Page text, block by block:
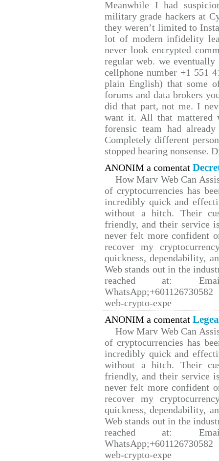
Meanwhile I had
military grade hackers at
they weren’t limited to
lot of modern infidelity
never look encrypted
regular web. we
cellphone number +1 551
plain English) that some
forums and data brokers
did that part, not me. I
want it. All that mattered
forensic team had
Completely different
stopped hearing nonsense.
ANONIM a comentat
How Marv Web Can
of cryptocurrencies has
incredibly quick and
without a hitch. Their
friendly, and their service
never felt more confident
recover my
quickness, dependability,
Web stands out in the
reached at: Email
web-crypto-expe
ANONIM a comentat
How Marv Web Can
of cryptocurrencies has
incredibly quick and
without a hitch. Their
friendly, and their service
never felt more confident
recover my
quickness, dependability,
Web stands out in the
reached at: Email
web-crypto-expe